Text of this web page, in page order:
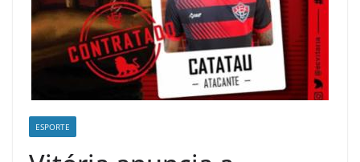
ESPORTE